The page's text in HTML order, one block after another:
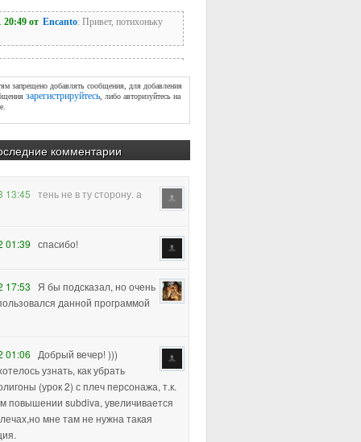
запрещено добавлять сообщения, для добавления
зарегистрируйтесь , либо авторизуйтесь на
комментарии
01:39 спасибо!
17:53
Я бы подсказал, но очень
данной программой
01:06
Добрый вечер! )))
узнать, как убрать
(урок 2) с плеч персонажа, т.к.
повышении subdiva, увеличивается
мне там не нужна такая